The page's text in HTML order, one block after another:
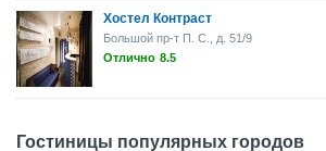
Хостел Контраст
Большой пр-т П. С., д. 51/9
Отлично 8.5
Гостиницы популярных городов